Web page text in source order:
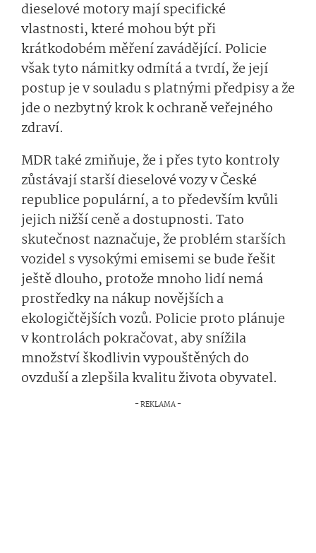
dieselové motory mají specifické
vlastnosti, které mohou být při
krátkodobém měření zavádějící. Policie
však tyto námitky odmítá a tvrdí, že její
postup je v souladu s platnými předpisy a že
jde o nezbytný krok k ochraně veřejného
zdraví.
MDR také zmiňuje, že i přes tyto kontroly
zůstávají starší dieselové vozy v České
republice populární, a to především kvůli
jejich nižší ceně a dostupnosti. Tato
skutečnost naznačuje, že problém starších
vozidel s vysokými emisemi se bude řešit
ještě dlouho, protože mnoho lidí nemá
prostředky na nákup novějších a
ekologičtějších vozů. Policie proto plánuje
v kontrolách pokračovat, aby snížila
množství škodlivin vypouštěných do
ovzduší a zlepšila kvalitu života obyvatel.